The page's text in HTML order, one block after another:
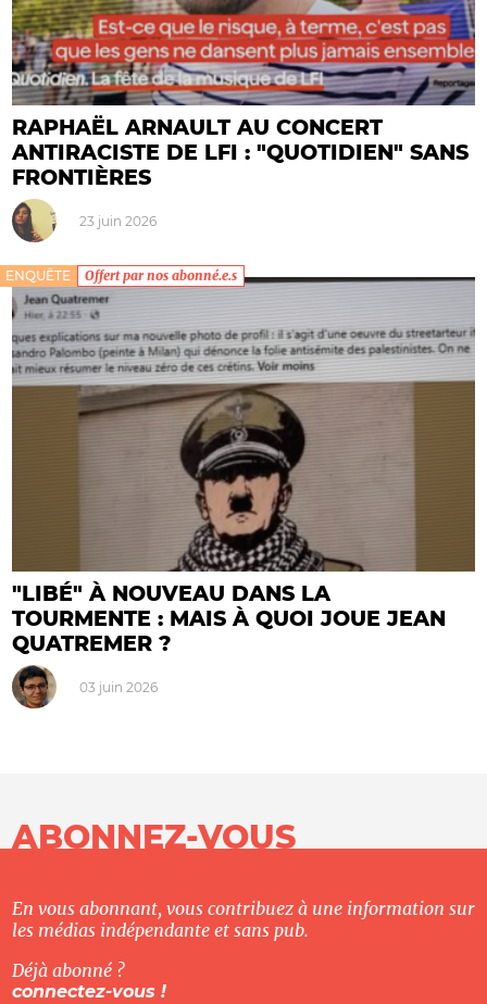
RAPHAËL ARNAULT AU CONCERT
ANTIRACISTE DE LFI : "QUOTIDIEN" SANS
FRONTIÈRES
23 juin 2026
ENQUÊTE Offert par nos abonné.e.s
"LIBÉ" À NOUVEAU DANS LA
TOURMENTE : MAIS À QUOI JOUE JEAN
QUATREMER ?
03 juin 2026
ABONNEZ-VOUS
En vous abonnant, vous contribuez à une information sur
les médias indépendante et sans pub.
Déjà abonné ?
connectez-vous !